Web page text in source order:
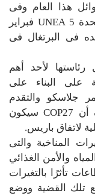
هذا العام وفى
إطار توصيات الجمعية العامة للأمم المتحدة 5 UNEA فبراير
فى البرتغال فى
لأحد أهم
على البناء على
جلاسكو والتقدم
المحقق في مسارات التفاوض، مشيرة أن COP27 سيكون
لاتفاق باريس.
المناخية والتى
والأمن الغذائي
تأثرًا بالتغيرات
تلك القضية ووضع